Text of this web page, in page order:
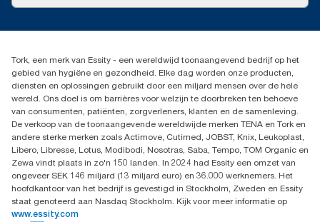
Dispenserklacht
02 766 05 30
Essity Belgium NV
Berkenlaan 8B
1831 MACHELEN
Tork, een merk van Essity - een wereldwijd toonaangevend bedrijf op het
gebied van hygiëne en gezondheid. Elke dag worden onze producten,
diensten en oplossingen gebruikt door een miljard mensen over de hele
wereld. Ons doel is om barrières voor welzijn te doorbreken ten behoeve
van consumenten, patiënten, zorgverleners, klanten en de samenleving.
De verkoop van de toonaangevende wereldwijde merken TENA en Tork en
andere sterke merken zoals Actimove, Cutimed, JOBST, Knix, Leukoplast,
Libero, Libresse, Lotus, Modibodi, Nosotras, Saba, Tempo, TOM Organic en
Zewa vindt plaats in zo'n 150 landen. In 2024 had Essity een omzet van
ongeveer SEK 146 miljard (13 miljard euro) en 36.000 werknemers. Het
hoofdkantoor van het bedrijf is gevestigd in Stockholm, Zweden en Essity
staat genoteerd aan Nasdaq Stockholm. Kijk voor meer informatie op
www.essity.com